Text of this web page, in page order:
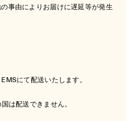
事由によりお届けに遅延等が発生
EMSにて配送いたします。
は配送できません。